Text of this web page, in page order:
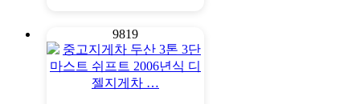
9819